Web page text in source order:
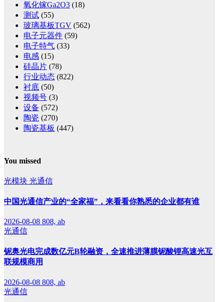
氧化镓Ga2O3 (18)
测试 (55)
玻璃基板TGV (562)
电子元器件 (59)
电子特气 (33)
电感 (15)
硅晶片 (78)
行业动态 (822)
衬底 (50)
视频号 (3)
设备 (572)
陶瓷 (270)
陶瓷基板 (447)
You missed
光模块 光通信
中国光通信产业的“全家福”，来看看你熟悉的企业都有谁
2026-08-08 808, ab
光通信
铌奥光电完成数亿元B轮融资，全速推进薄膜铌酸锂高速光互
联规模商用
2026-08-08 808, ab
光通信